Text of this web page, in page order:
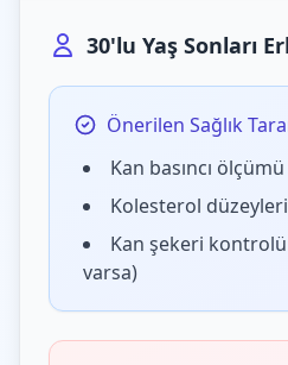
30'lu Yaş Sonları
Önerilen Sağlık
Kan basıncı ölçümü
Kolesterol
Kan şekeri
varsa)